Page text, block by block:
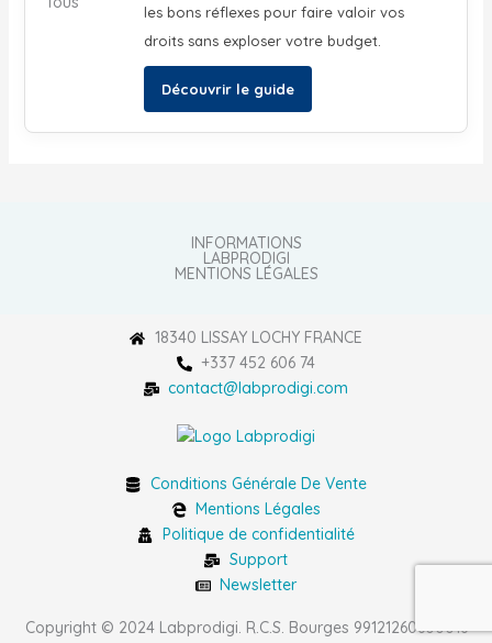
les bons réflexes pour faire valoir vos
droits sans exploser votre budget.
Découvrir le guide
INFORMATIONS
LABPRODIGI
MENTIONS LÉGALES
18340 LISSAY LOCHY FRANCE
+337 452 606 74
contact@labprodigi.com
Conditions Générale De Vente
Mentions Légales
Politique de confidentialité
Support
Newsletter
Copyright © 2024 Labprodigi. R.C.S. Bourges 99121260600016